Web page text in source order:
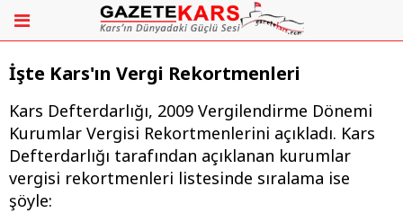
İşte Kars'ın Vergi Rekortmenleri
Kars Defterdarlığı, 2009 Vergilendirme Dönemi
Kurumlar Vergisi Rekortmenlerini açıkladı. Kars
Defterdarlığı tarafından açıklanan kurumlar
vergisi rekortmenleri listesinde sıralama ise
şöyle: